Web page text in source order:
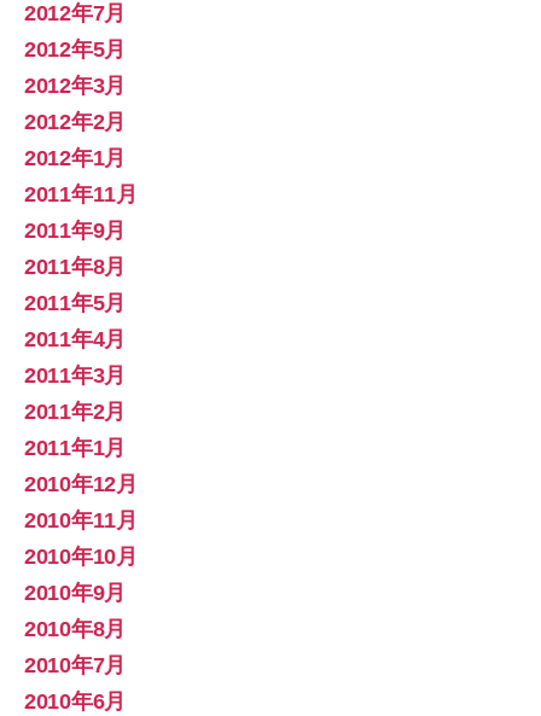
2012年7月
2012年5月
2012年3月
2012年2月
2012年1月
2011年11月
2011年9月
2011年8月
2011年5月
2011年4月
2011年3月
2011年2月
2011年1月
2010年12月
2010年11月
2010年10月
2010年9月
2010年8月
2010年7月
2010年6月